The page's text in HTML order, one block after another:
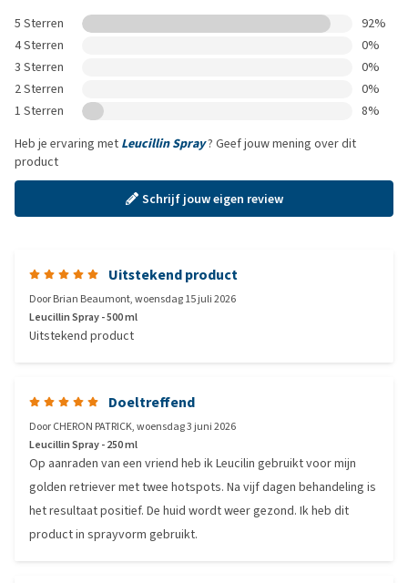
5 Sterren
92%
4 Sterren
0%
3 Sterren
0%
2 Sterren
0%
1 Sterren
8%
Heb je ervaring met Leucillin Spray? Geef jouw mening over dit
product
Schrijf jouw eigen review
Uitstekend product
DoorBrian Beaumont,woensdag 15 juli 2026
Leucillin Spray - 500 ml
Uitstekend product
Doeltreffend
DoorCHERON PATRICK,woensdag 3 juni 2026
Leucillin Spray - 250 ml
Op aanraden van een vriend heb ik Leucilin gebruikt voor mijn
golden retriever met twee hotspots. Na vijf dagen behandeling is
het resultaat positief. De huid wordt weer gezond. Ik heb dit
product in sprayvorm gebruikt.